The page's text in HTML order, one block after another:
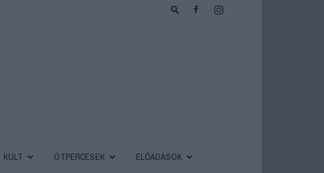
KULT ÖTPERCESEK ELŐADÁSOK